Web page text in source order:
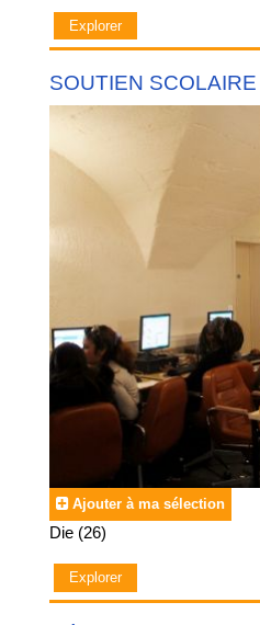
Explorer
SOUTIEN
Ajouter à ma sélection
Die (26)
Explorer